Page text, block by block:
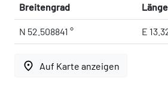
Breitengrad
N 52.508841 ° E
place Auf Karte anzeigen